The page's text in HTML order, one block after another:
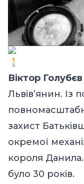
Віктор Голубєв
Львів’янин. Із
захист
окремої
короля
було 30 років.